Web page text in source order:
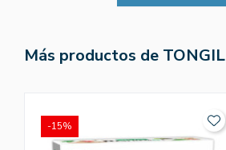
Más productos de TONGIL
-15%